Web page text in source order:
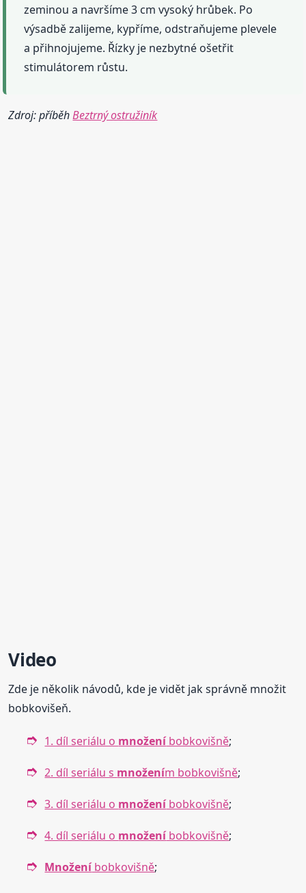
zeminou a navršíme 3 cm vysoký hrůbek. Po
výsadbě zalijeme, kypříme, odstraňujeme plevele
a přihnojujeme. Řízky je nezbytné ošetřit
stimulátorem růstu.
Zdroj: příběhBeztrný ostružiník
Video
Zde je několik návodů, kde je vidět jak správně množit
bobkovišeň.
1. díl seriálu o množeníbobkovišně;
2. díl seriálu s množením bobkovišně;
3. díl seriálu o množeníbobkovišně;
4. díl seriálu o množeníbobkovišně;
Množeníbobkovišně;